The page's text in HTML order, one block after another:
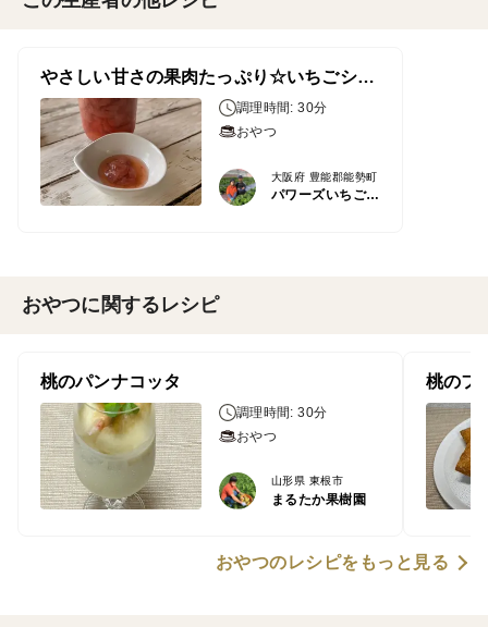
やさしい甘さの果肉たっぷり☆いちごシロップ
調理時間: 30分
おやつ
大阪府 豊能郡能勢町
パワーズいちご園
おやつに関するレシピ
桃のパンナコッタ
調理時間: 30分
おやつ
山形県 東根市
まるたか果樹園
桃のフ
おやつのレシピをもっと見る